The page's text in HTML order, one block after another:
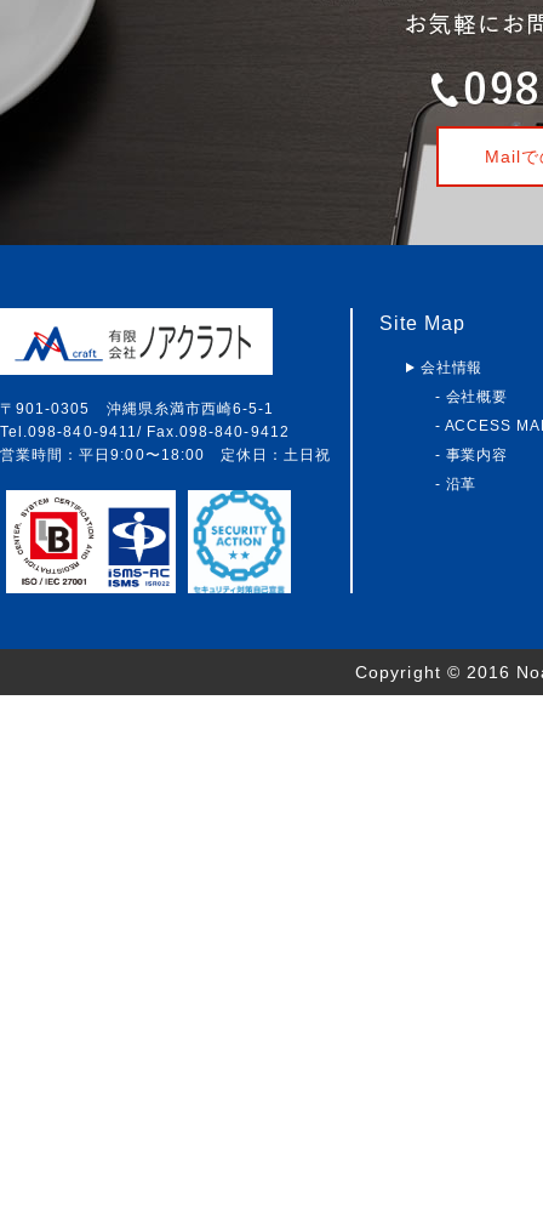
Mailで
〒901-0305 沖縄県糸満市西崎6-5-1
Tel.098-840-9411/ Fax.098-840-9412
営業時間：平日9:00〜18:00 定休日：土日祝
Site Map
会社情報
- 会社概要
- ACCESS
- 事業内容
- 沿革
Copyright © 2016